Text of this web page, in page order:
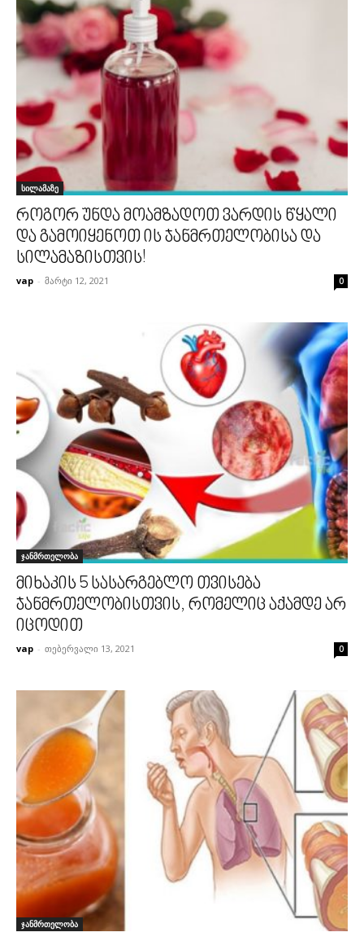
სილამაზე
როგორ უნდა მოამზადოთ ვარდის წყალი
და გამოიყენოთ ის ჯანმრთელობისა და
სილამაზისთვის!
vap - მარტი 12, 2021 0
ჯანმრთელობა
მიხაკის 5 სასარგებლო თვისება
ჯანმრთელობისთვის, რომელიც აქამდე არ
იცოდით
vap - თებერვალი 13, 2021 0
ჯანმრთელობა